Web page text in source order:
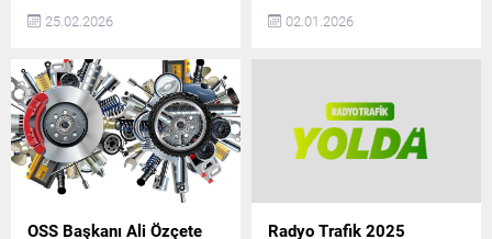
sürdürülebilir hizmet
BaremCars, büyüme
yolculuğunda önemli bir
adım daha attı. Şirket, artan
müşteri talebi ve
operasyonel kapasite
doğrultusunda İstanbul
Anadolu Yakası, Hatay ve
Ankara’da yeni şubelerini
25.02.2026
kapsamlı 3. Şahıs
ediyor. 2009 yılında araç
sahiplerine güvenli ve
konforlu ulaşım alternatifi
Motovale, farklı sebeplerle
araç kullanamayan kişilere
02.01.2026
OSS Başkanı Ali Özçete Radyo Trafik 2025